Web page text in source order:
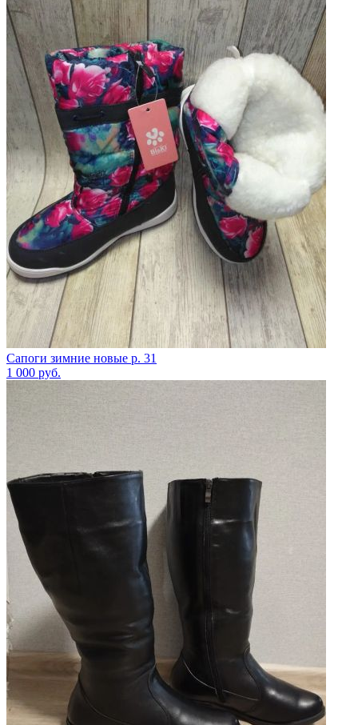
Сапоги зимние новые р. 31
1 000 руб.